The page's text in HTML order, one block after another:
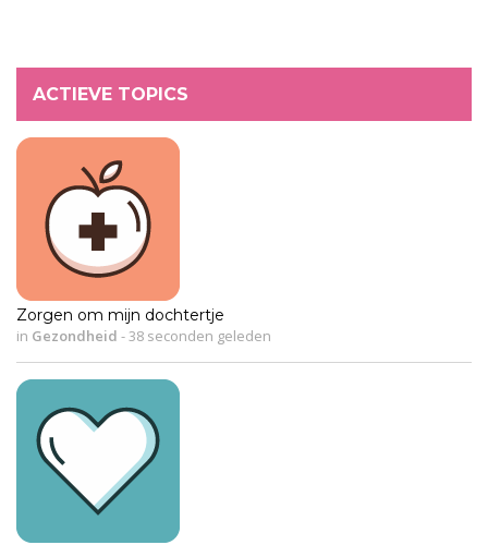
ACTIEVE TOPICS
Zorgen om mijn dochtertje
in Gezondheid -38 seconden geleden